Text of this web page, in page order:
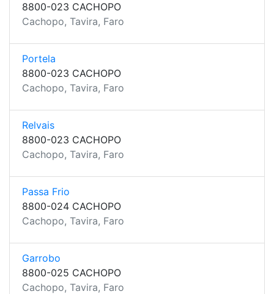
8800-023 CACHOPO
Cachopo, Tavira, Faro
Portela
8800-023 CACHOPO
Cachopo, Tavira, Faro
Relvais
8800-023 CACHOPO
Cachopo, Tavira, Faro
Passa Frio
8800-024 CACHOPO
Cachopo, Tavira, Faro
Garrobo
8800-025 CACHOPO
Cachopo, Tavira, Faro